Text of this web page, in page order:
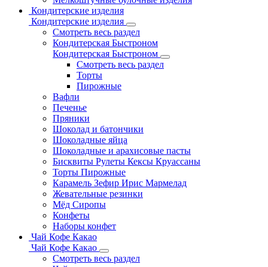
Кондитерские изделия
Кондитерские изделия
Смотреть весь раздел
Кондитерская Быстроном
Кондитерская Быстроном
Смотреть весь раздел
Торты
Пирожные
Вафли
Печенье
Пряники
Шоколад и батончики
Шоколадные яйца
Шоколадные и арахисовые пасты
Бисквиты Рулеты Кексы Круассаны
Торты Пирожные
Карамель Зефир Ирис Мармелад
Жевательные резинки
Мёд Сиропы
Конфеты
Наборы конфет
Чай Кофе Какао
Чай Кофе Какао
Смотреть весь раздел